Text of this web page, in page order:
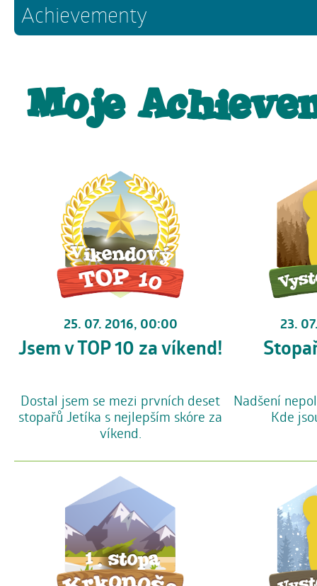
Achievementy
Moje
25. 07. 2016, 00:00
Jsem v TOP 10 za víkend!
Dostal jsem se mezi prvních deset
stopařů Jetíka s nejlepším skóre za
víkend.
23.
Nadšení
Kde